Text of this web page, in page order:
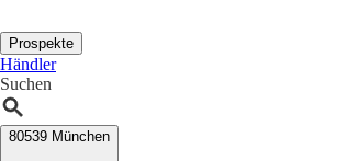
Prospekte
Händler
Suchen
80539 München